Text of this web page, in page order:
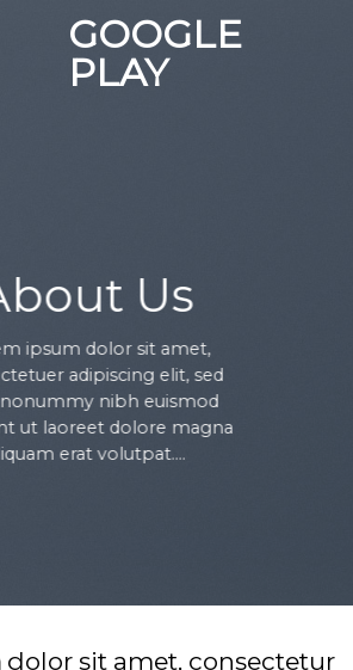
GOOGLE
PLAY
Us
ipsum dolor sit amet,
adipiscing elit, sed
nibh euismod
ut laoreet dolore magna
erat volutpat….
dolor sit amet, consectetur